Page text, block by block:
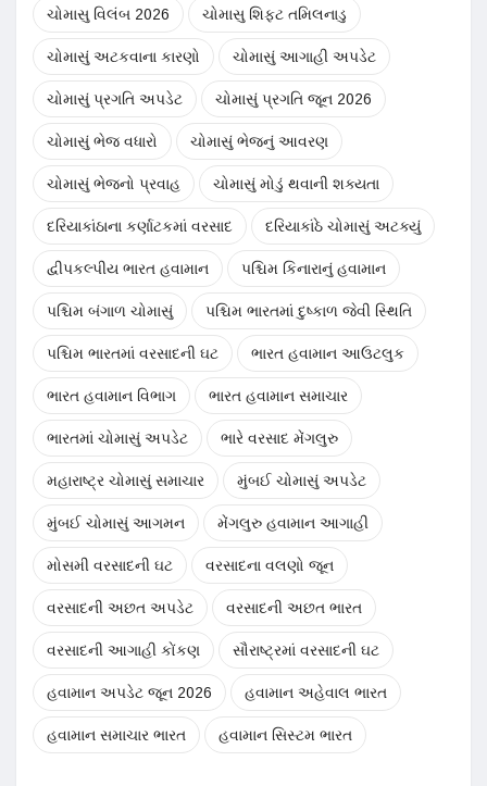
ચોમાસુ વિલંબ 2026 ચોમાસુ શિફ્ટ તમિલનાડુ
ચોમાસું અટકવાના કારણો ચોમાસું આગાહી અપડેટ
ચોમાસું પ્રગતિ અપડેટ ચોમાસું પ્રગતિ જૂન 2026
ચોમાસું ભેજ વધારો ચોમાસું ભેજનું આવરણ
ચોમાસું ભેજનો પ્રવાહ ચોમાસું મોડું થવાની શક્યતા
દરિયાકાંઠાના કર્ણાટકમાં વરસાદ દરિયાકાંઠે ચોમાસું અટક્યું
દ્વીપકલ્પીય ભારત હવામાન પશ્ચિમ કિનારાનું હવામાન
પશ્ચિમ બંગાળ ચોમાસું પશ્ચિમ ભારતમાં દુષ્કાળ જેવી સ્થિતિ
પશ્ચિમ ભારતમાં વરસાદની ઘટ ભારત હવામાન આઉટલુક
ભારત હવામાન વિભાગ ભારત હવામાન સમાચાર
ભારતમાં ચોમાસું અપડેટ ભારે વરસાદ મેંગલુરુ
મહારાષ્ટ્ર ચોમાસું સમાચાર મુંબઈ ચોમાસું અપડેટ
મુંબઈ ચોમાસું આગમન મેંગલુરુ હવામાન આગાહી
મોસમી વરસાદની ઘટ વરસાદના વલણો જૂન
વરસાદની અછત અપડેટ વરસાદની અછત ભારત
વરસાદની આગાહી કોંકણ સૌરાષ્ટ્રમાં વરસાદની ઘટ
હવામાન અપડેટ જૂન 2026 હવામાન અહેવાલ ભારત
હવામાન સમાચાર ભારત હવામાન સિસ્ટમ ભારત